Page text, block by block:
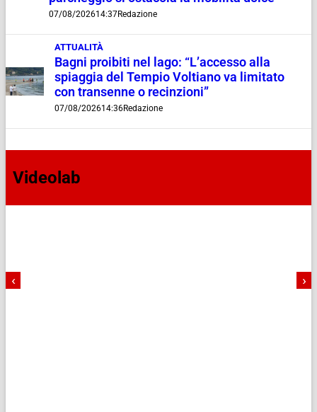
07/08/202614:37Redazione
ATTUALITÀ
Bagni proibiti nel lago: “L’accesso alla
spiaggia del Tempio Voltiano va limitato
con transenne o recinzioni”
07/08/202614:36Redazione
Videolab
‹ ›